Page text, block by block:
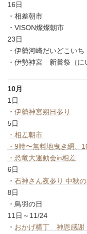
16日
・相差朝市
・VISON燦燦朝市
23日
・伊勢河崎だいどこいち
・伊勢神宮 新嘗祭（に
10月
1日
・ 伊勢神宮朔日参り
5日
・相差朝市
・9時〜無料地曳き網、
・恐竜大運動会in相差
6日
・ 石神さん夜参り 中秋の
8日
・鳥羽の日
11日～11/24
・ おかげ横丁 神恩感